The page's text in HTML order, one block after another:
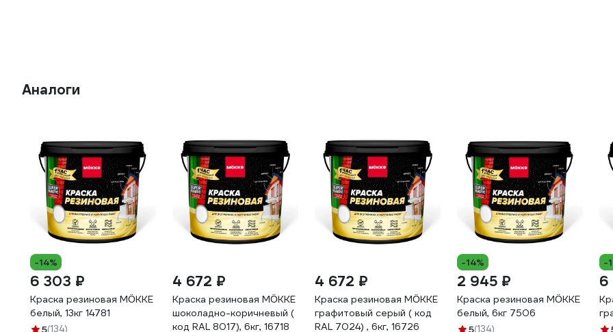
Аналоги
-14%
6 303 ₽
Краска резиновая MÖKKE
белый, 13кг 14781
5(134)
4 672 ₽
Краска резиновая MÖKKE
шоколадно-коричневый (
код RAL 8017), 6кг, 16718
4 672 ₽
Краска резиновая MÖKKE
графитовый серый ( код
RAL 7024) , 6кг, 16726
-14%
2 945 ₽
Краска резиновая MÖKKE
белый, 6кг 7506
5(134)
-
6